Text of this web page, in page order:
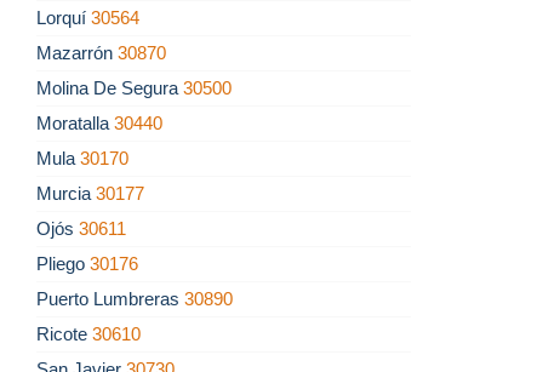
Lorquí 30564
Mazarrón 30870
Molina De Segura 30500
Moratalla 30440
Mula 30170
Murcia 30177
Ojós 30611
Pliego 30176
Puerto Lumbreras 30890
Ricote 30610